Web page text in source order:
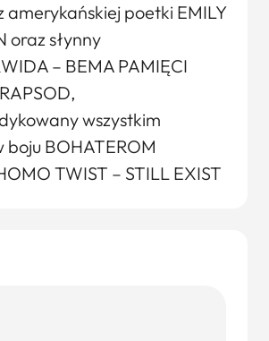
amerykańskiej poetki EMILY
oraz słynny
– BEMA PAMIĘCI
wszystkim
boju BOHATEROM
TWIST – STILL EXIST